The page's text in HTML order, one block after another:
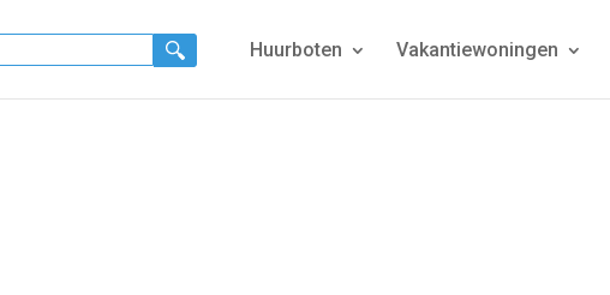
Huurboten Vakantiewoningen